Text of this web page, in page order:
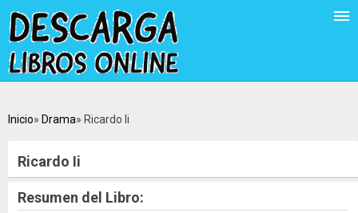
Inicio Drama Ricardo Ii
Ricardo Ii
Resumen del Libro: